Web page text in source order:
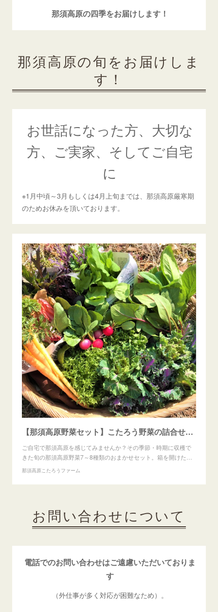
那須高原の四季をお届けします！
那須高原の旬をお届けしま
す！
お世話になった方、大切な
方、ご実家、そしてご自宅
に
※1月中頃～3月もしくは4月上旬までは、那須高原厳寒期
のためお休みを頂いております。
【那須高原野菜セット】こたろう野菜の詰合せM | 那須高原こたろうファーム powered by BASE
ご自宅で那須高原を感じてみませんか？その季節・時期に収穫で
きた旬の那須高原野菜7～8種類のおまかせセット。箱を開けた…
那須高原こたろうファーム
お問い合わせについて
電話でのお問い合わせはご遠慮いただいておりま
す
（外仕事が多く対応が困難なため）。